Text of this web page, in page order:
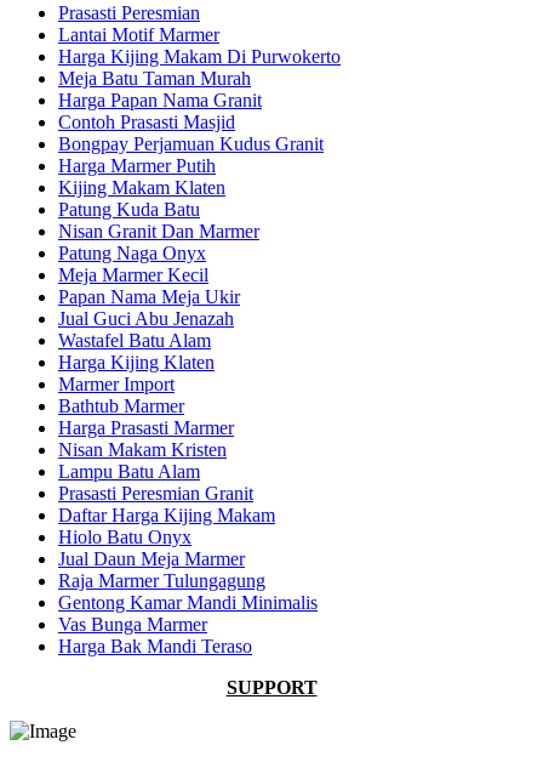
Prasasti Peresmian
Lantai Motif Marmer
Harga Kijing Makam Di Purwokerto
Meja Batu Taman Murah
Harga Papan Nama Granit
Contoh Prasasti Masjid
Bongpay Perjamuan Kudus Granit
Harga Marmer Putih
Kijing Makam Klaten
Patung Kuda Batu
Nisan Granit Dan Marmer
Patung Naga Onyx
Meja Marmer Kecil
Papan Nama Meja Ukir
Jual Guci Abu Jenazah
Wastafel Batu Alam
Harga Kijing Klaten
Marmer Import
Bathtub Marmer
Harga Prasasti Marmer
Nisan Makam Kristen
Lampu Batu Alam
Prasasti Peresmian Granit
Daftar Harga Kijing Makam
Hiolo Batu Onyx
Jual Daun Meja Marmer
Raja Marmer Tulungagung
Gentong Kamar Mandi Minimalis
Vas Bunga Marmer
Harga Bak Mandi Teraso
SUPPORT